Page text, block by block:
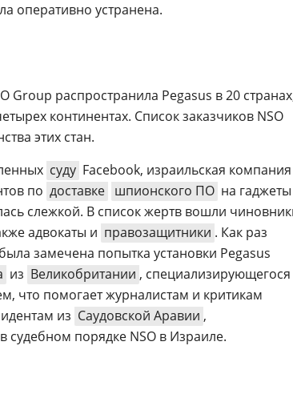
оперативно устранена.
Group распространила Pegasus в 20
континентах. Список заказчиков NSO
этих стан.
суду Facebook, израильская компания
по доставке шпионского ПО на гаджеты
слежкой. В список жертв вошли
адвокаты и правозащитники . Как раз
замечена попытка установки Pegasus
из Великобритании , специализирующегося
что помогает журналистам и критикам
из Саудовской Аравии ,
судебном порядке NSO в Израиле.